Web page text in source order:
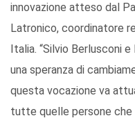
innovazione atteso dal
Latronico, coordinatore
Italia. “Silvio Berlusconi
una speranza di
questa vocazione va
tutte quelle persone che